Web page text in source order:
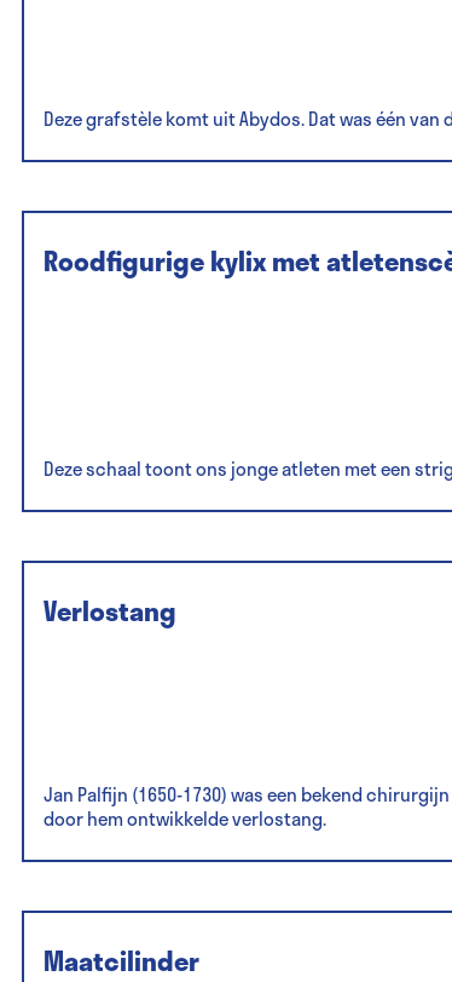
Deze grafstèle komt uit Abydos. Dat was één
Roodfigurige kylix met
Deze schaal toont ons jonge atleten met een
Verlostang
Jan Palfijn (1650-1730) was een bekend
door hem ontwikkelde verlostang.
Maatcilinder